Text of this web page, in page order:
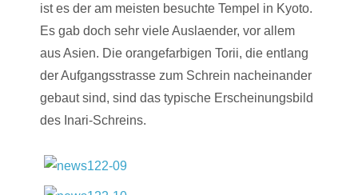
ist es der am meisten besuchte Tempel in Kyoto.
Es gab doch sehr viele Auslaender, vor allem
aus Asien. Die orangefarbigen Torii, die entlang
der Aufgangsstrasse zum Schrein nacheinander
gebaut sind, sind das typische Erscheinungsbild
des Inari-Schreins.